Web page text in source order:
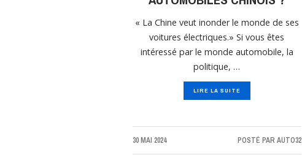
« La Chine veut inonder le monde de ses
voitures électriques.» Si vous êtes
intéressé par le monde automobile, la
politique, …
LIRE LA SUITE
30 MAI 2024 POSTÉ PAR AUTO32